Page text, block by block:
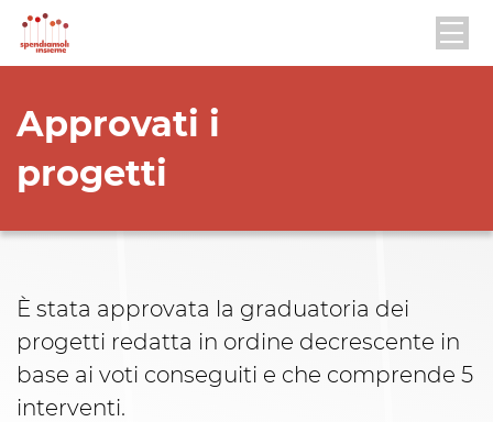
Approvati i
progetti
È stata approvata la graduatoria dei
progetti redatta in ordine decrescente in
base ai voti conseguiti e che comprende 5
interventi.